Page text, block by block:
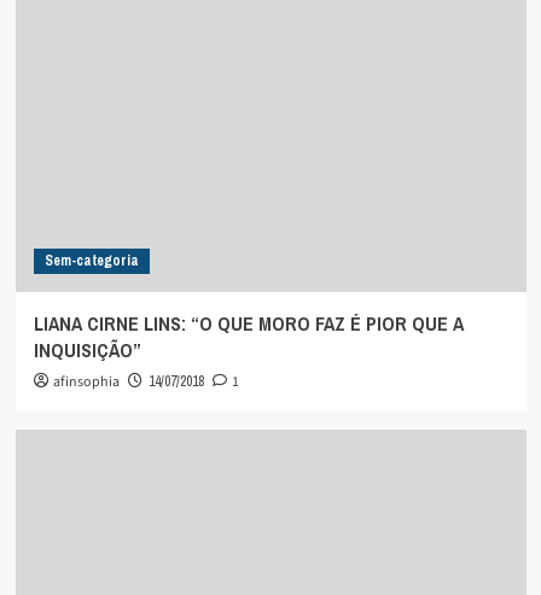
Sem-categoria
LIANA CIRNE LINS: “O QUE MORO FAZ É PIOR QUE A
INQUISIÇÃO”
afinsophia 14/07/2018 1